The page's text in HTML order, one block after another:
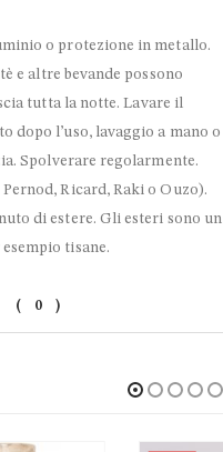
o protezione in metallo.
e altre bevande possono
tutta la notte. Lavare il
dopo l’uso, lavaggio a mano o
Spolverare regolarmente.
Pernod, Ricard, Raki o Ouzo).
di estere. Gli esteri sono un
tisane.
(0)